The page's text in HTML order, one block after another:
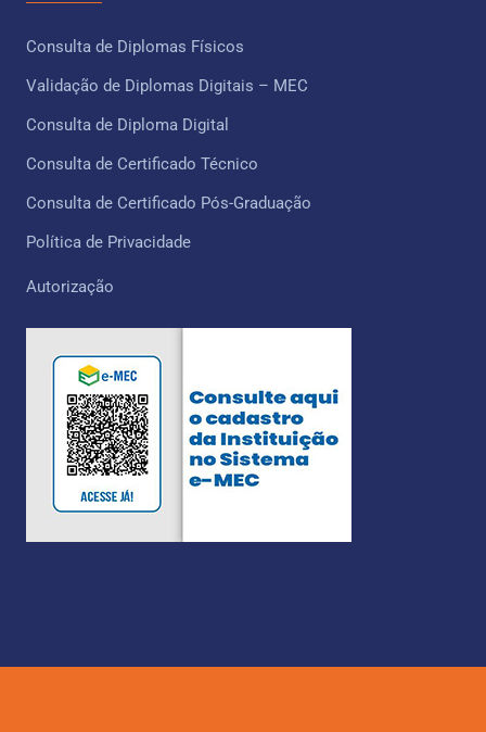
Consulta de Diplomas Físicos
Validação de Diplomas Digitais – MEC
Consulta de Diploma Digital
Consulta de Certificado Técnico ​
Consulta de Certificado Pós-Graduação
Política de Privacidade
Autorização